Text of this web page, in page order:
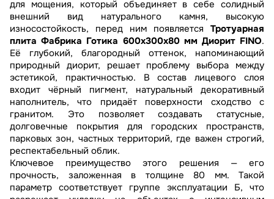
для мощения, который объединяет в себе солидный
внешний вид натурального камня, высокую
износостойкость, перед ним появляется Тротуарная
плита Фабрика Готика 600x300x80 мм Диорит FINO.
Её глубокий, благородный оттенок, напоминающий
природный диорит, решает проблему выбора между
эстетикой, практичностью. В состав лицевого слоя
входит чёрный пигмент, натуральный декоративный
наполнитель, что придаёт поверхности сходство с
гранитом. Это позволяет создавать статусные,
долговечные покрытия для городских пространств,
парковых зон, частных территорий, где важен строгий,
респектабельный облик.
Ключевое преимущество этого решения — его
прочность, заложенная в толщине 80 мм. Такой
параметр соответствует группе эксплуатации Б, что